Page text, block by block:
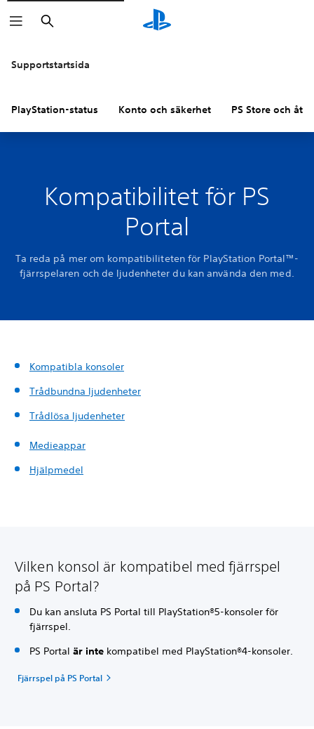
Sök
Supportstartsida
PlayStation-status Konto och säkerhet PS Store och
Kompatibilitet för PS
Portal
Ta reda på mer om kompatibiliteten för PlayStation Portal™-
fjärrspelaren och de ljudenheter du kan använda den med.
Kompatibla konsoler
Trådbundna ljudenheter
Trådlösa ljudenheter
Medieappar
Hjälpmedel
Vilken konsol är kompatibel med fjärrspel
på PS Portal?
Du kan ansluta PS Portal till PlayStation®5-konsoler för
fjärrspel.
PS Portal är inte kompatibel med PlayStation®4-konsoler.
Fjärrspel på PS Portal